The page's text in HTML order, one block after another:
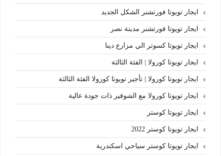
ايجار تويوتا فورتشنر الشكل الجديد
ايجار تويوتا فورتشنر مدينة نصر
ايجار تويوتا كسوتر الي مزارع دينا
ايجار تويوتا كورولا | الفئة الثالثة
ايجار تويوتا كورولا | تأجير تويوتا كورولا الفئة الثالثة
ايجار تويوتا كورولا مع الشوفير ذات جودة عالية
ايجار تويوتا كوستر
ايجار تويوتا كوستر 2022
ايجار تويوتا كوستر سياحي اسكندرية